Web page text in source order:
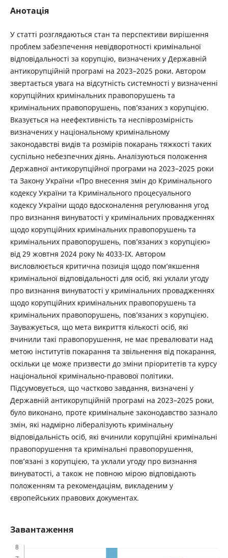
Анотація
У статті розглядаються стан та перспективи вирішення
проблем забезпечення невідворотності кримінальної
відповідальності за корупцію, визначених у Державній
антикорупційній програмі на 2023–2025 роки. Автором
звертається увага на відсутність системності у визначенні
корупційних кримінальних правопорушень та
кримінальних правопорушень, пов’язаних з корупцією.
Вказується на неефективність та неспіврозмірність
визначених у національному кримінальному
законодавстві видів та розмірів покарань тяжкості таких
суспільно небезпечних діянь. Аналізуються положення
Державної антикорупційної програми на 2023–2025 роки
та Закону України «Про внесення змін до Кримінального
кодексу України та Кримінального процесуального
кодексу України щодо вдосконалення регулювання угод
про визнання винуватості у кримінальних провадженнях
щодо корупційних кримінальних правопорушень та
кримінальних правопорушень, пов’язаних з корупцією»
від 29 жовтня 2024 року № 4033-IX. Автором
висловлюється критична позиція щодо пом’якшення
кримінальної відповідальності для осіб, які уклали угоду
про визнання винуватості у кримінальних провадженнях
щодо корупційних кримінальних правопорушень та
кримінальних правопорушень, пов’язаних з корупцією.
Зауважується, що мета викриття кількості осіб, які
вчинили такі правопорушення, не має превалювати над
метою інститутів покарання та звільнення від покарання,
оскільки це може призвести до зміни пріоритетів та курсу
національної кримінально-правової політики.
Підсумовується, що частково завдання, визначені у
Державній антикорупційній програмі на 2023–2025 роки,
було виконано, проте кримінальне законодавство зазнало
змін, які надмірно лібералізують кримінальну
відповідальність осіб, які вчинили корупційні кримінальні
правопорушення та кримінальні правопорушення,
пов’язані з корупцією, та уклали угоду про визнання
винуватості, а також не повною мірою відповідають
положенням та рекомендаціям, викладеним у
європейських правових документах.
Завантаження